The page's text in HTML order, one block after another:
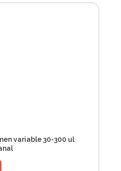
variable 30-300 ul